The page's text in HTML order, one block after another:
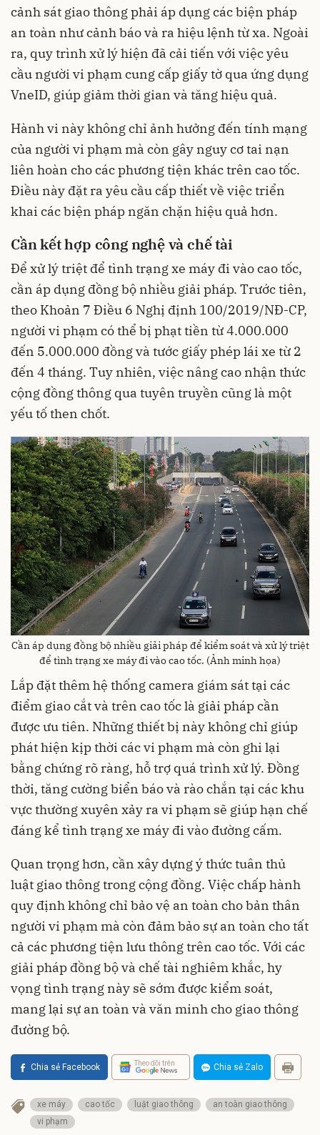
cảnh sát giao thông phải áp dụng các biện pháp
an toàn như cảnh báo và ra hiệu lệnh từ xa. Ngoài
ra, quy trình xử lý hiện đã cải tiến với việc yêu
cầu người vi phạm cung cấp giấy tờ qua ứng dụng
VneID, giúp giảm thời gian và tăng hiệu quả.
Hành vi này không chỉ ảnh hưởng đến tính mạng
của người vi phạm mà còn gây nguy cơ tai nạn
liên hoàn cho các phương tiện khác trên cao tốc.
Điều này đặt ra yêu cầu cấp thiết về việc triển
khai các biện pháp ngăn chặn hiệu quả hơn.
Cần kết hợp công nghệ và chế tài
Để xử lý triệt để tình trạng xe máy đi vào cao tốc,
cần áp dụng đồng bộ nhiều giải pháp. Trước tiên,
theo Khoản 7 Điều 6 Nghị định 100/2019/NĐ-CP,
người vi phạm có thể bị phạt tiền từ 4.000.000
đến 5.000.000 đồng và tước giấy phép lái xe từ 2
đến 4 tháng. Tuy nhiên, việc nâng cao nhận thức
cộng đồng thông qua tuyên truyền cũng là một
yếu tố then chốt.
Cần áp dụng đồng bộ nhiều giải pháp để kiểm soát và xử lý triệt
để tình trạng xe máy đi vào cao tốc. (Ảnh minh họa)
Lắp đặt thêm hệ thống camera giám sát tại các
điểm giao cắt và trên cao tốc là giải pháp cần
được ưu tiên. Những thiết bị này không chỉ giúp
phát hiện kịp thời các vi phạm mà còn ghi lại
bằng chứng rõ ràng, hỗ trợ quá trình xử lý. Đồng
thời, tăng cường biển báo và rào chắn tại các khu
vực thường xuyên xảy ra vi phạm sẽ giúp hạn chế
đáng kể tình trạng xe máy đi vào đường cấm.
Quan trọng hơn, cần xây dựng ý thức tuân thủ
luật giao thông trong cộng đồng. Việc chấp hành
quy định không chỉ bảo vệ an toàn cho bản thân
người vi phạm mà còn đảm bảo sự an toàn cho tất
cả các phương tiện lưu thông trên cao tốc. Với các
giải pháp đồng bộ và chế tài nghiêm khắc, hy
vọng tình trạng này sẽ sớm được kiểm soát,
mang lại sự an toàn và văn minh cho giao thông
đường bộ.
Chia sẻ Facebook Theo dõi trên Chia sẻ Zalo
xe máy cao tốc luật giao thông
an toàn giao thông
vi phạm